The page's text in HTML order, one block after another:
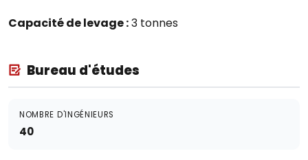
Capacité de levage :3 tonnes
Bureau d'études
NOMBRE D'INGÉNIEURS
40